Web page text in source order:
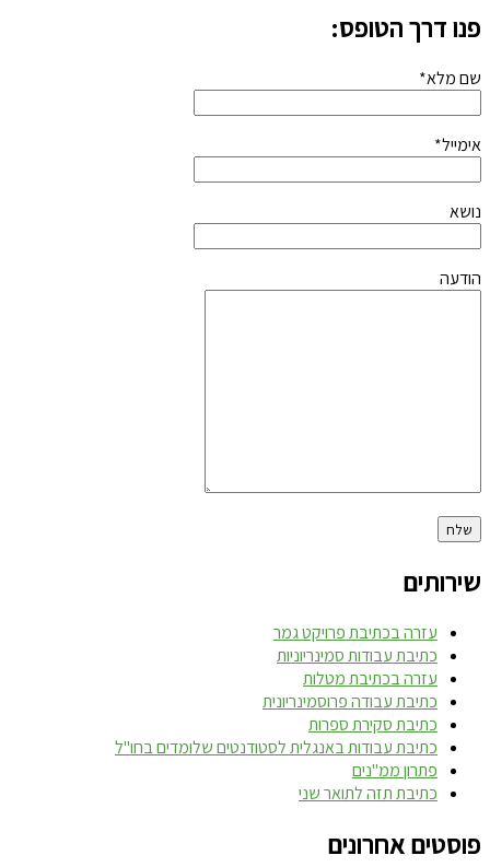
פנו דרך הטופס:
שם מלא*
אימייל*
נושא
הודעה
שירותים
עזרה בכתיבת פרויקט גמר
כתיבת עבודות סמינריוניות
עזרה בכתיבת מטלות
כתיבת עבודה פרוסמינריונית
כתיבת סקירת ספרות
כתיבת עבודות באנגלית לסטודנטים שלומדים בחו"ל
פתרון ממ"נים
כתיבת תזה לתואר שני
פוסטים אחרונים